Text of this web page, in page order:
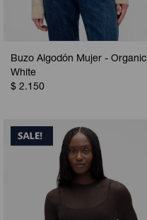
Buzo Algodón Mujer - Organic
White
$ 2.150
Pijamas
Calzas
Polos